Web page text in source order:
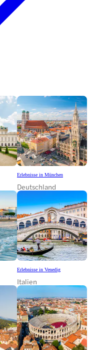
Erlebnisse in München
Deutschland
Erlebnisse in Venedig
Italien